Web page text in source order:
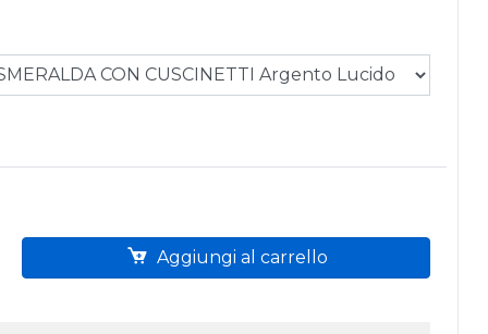
Aggiungi al carrello